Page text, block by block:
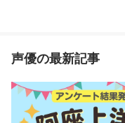
声優の最新記事